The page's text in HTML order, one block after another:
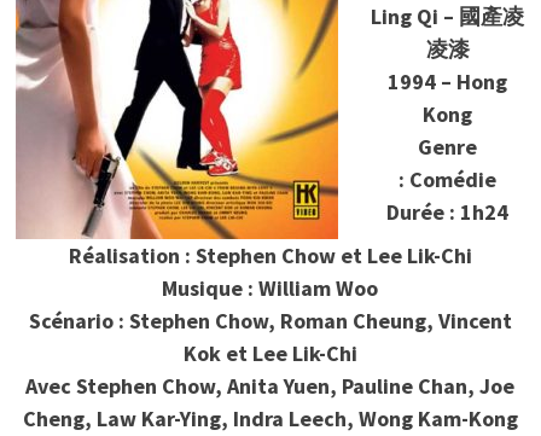
Ling Qi – 國產凌
凌漆
1994 – Hong
Kong
Genre
: Comédie
Durée : 1h24
Réalisation : Stephen Chow et Lee Lik-Chi
Musique : William Woo
Scénario : Stephen Chow, Roman Cheung, Vincent
Kok et Lee Lik-Chi
Avec Stephen Chow, Anita Yuen, Pauline Chan, Joe
Cheng, Law Kar-Ying, Indra Leech, Wong Kam-Kong